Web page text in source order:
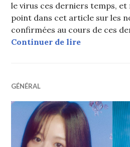
le virus ces derniers temps, et
point dans cet article sur les
confirmées au cours de ces
Continuer de lireDe
GÉNÉRAL